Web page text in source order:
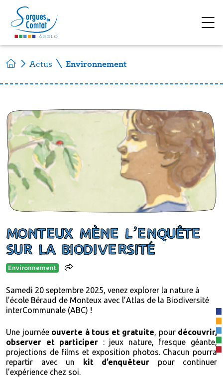
Accéder au contenu
Actus Environnement
MONTEUX MÈNE L’ENQUÊTE
SUR LA BIODIVERSITÉ
Environnement
Samedi 20 septembre 2025, venez explorer la nature à
l’école Béraud de Monteux avec l’Atlas de la Biodiversité
interCommunale (ABC) !
Une journée ouverte à tous et gratuite, pour découvrir,
observer et participer : jeux nature, fresque géante,
projections de films et exposition photos. Chacun pourra
repartir avec un kit d’enquêteur pour continuer
l’expérience chez soi.